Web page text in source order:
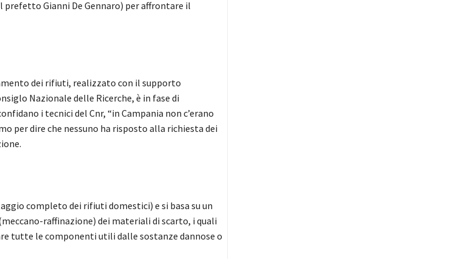
prefetto Gianni De Gennaro) per affrontare il
dei rifiuti, realizzato con il supporto
Nazionale delle Ricerche, è in fase di
i tecnici del Cnr, “in Campania non c’erano
per dire che nessuno ha risposto alla richiesta dei
completo dei rifiuti domestici) e si basa su un
raffinazione) dei materiali di scarto, i quali
tutte le componenti utili dalle sostanze dannose o